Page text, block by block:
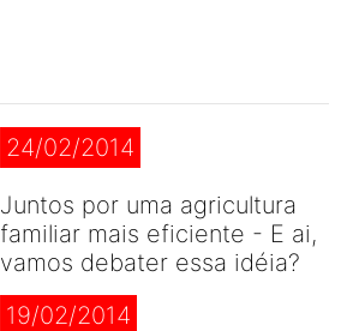
24/02/2014
Juntos por uma agricultura
familiar mais eficiente - E ai,
vamos debater essa idéia?
19/02/2014